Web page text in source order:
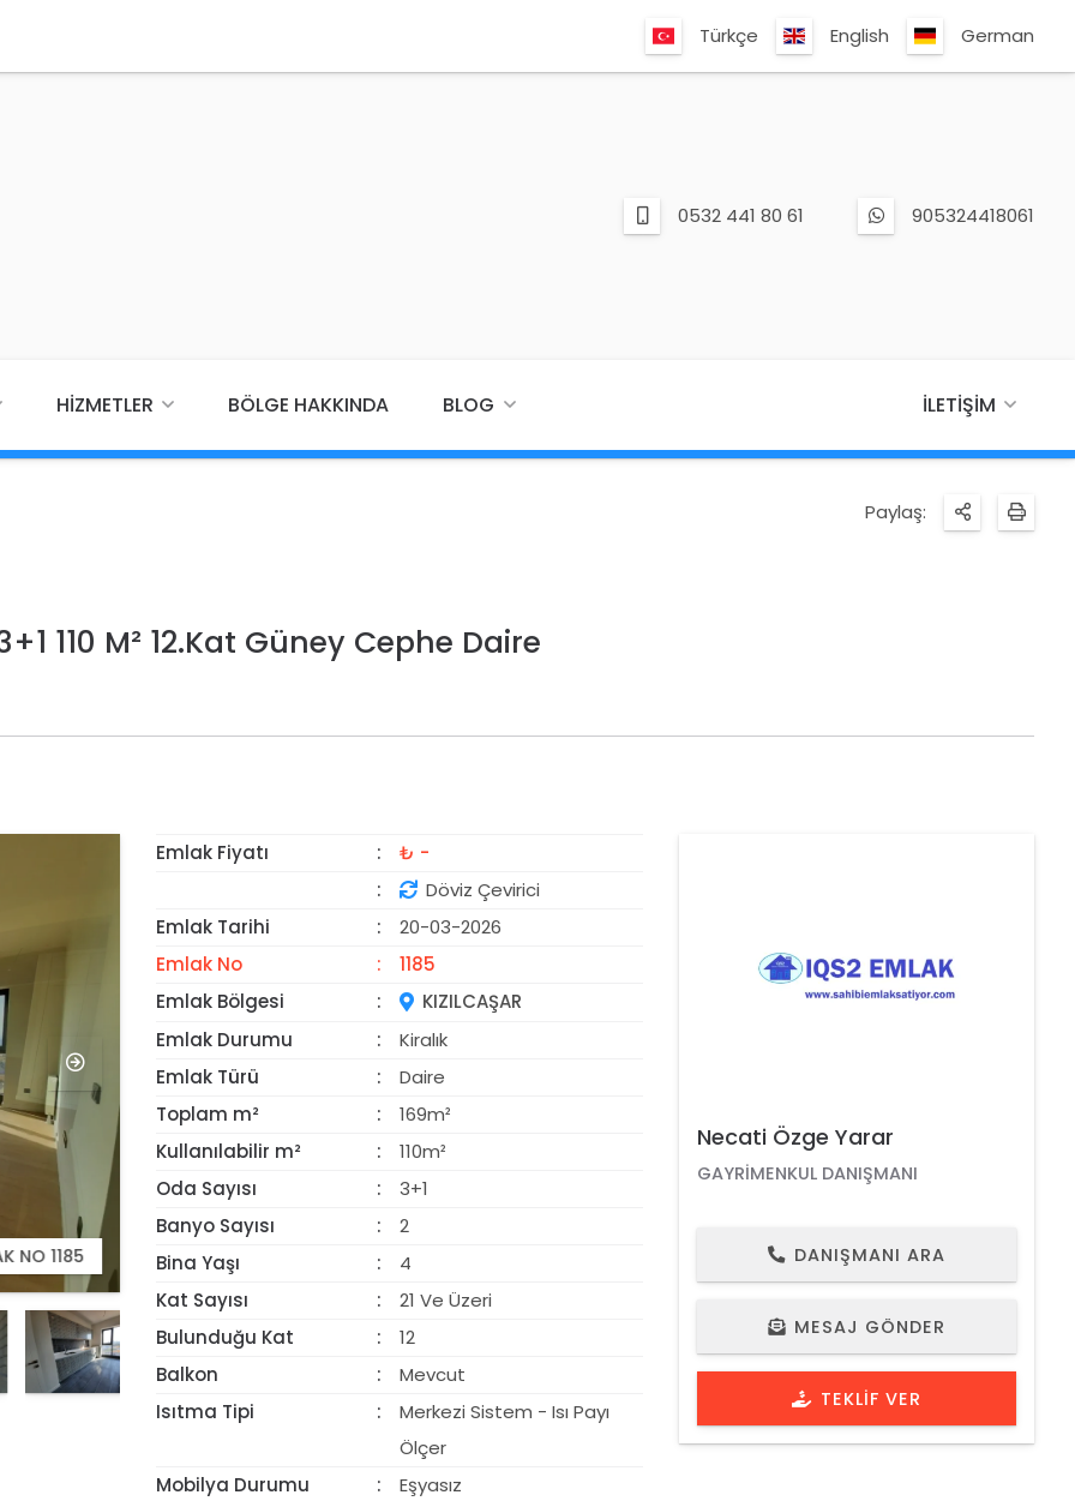
Türkçe English German
0532 441 80 61 905324418061
HIZMETLER BÖLGE HAKKINDA BLOG İLETIŞIM
Paylaş:
110 M² 12.Kat Güney Cephe Daire
NO 1185 VIDEO İZLE VIDEO İZLE
Emlak Fiyatı
₺ -
Döviz Çevirici
Emlak Tarihi
20-03-2026
Emlak No
1185
Emlak Bölgesi
KIZILCAŞAR
Emlak Durumu
Kiralık
Emlak Türü
Daire
Toplam m²
169m²
Kullanılabilir m²
110m²
Oda Sayısı
3+1
Banyo Sayısı
2
Bina Yaşı
4
Kat Sayısı
21 Ve Üzeri
Bulunduğu Kat
12
Balkon
Mevcut
Isıtma Tipi
Merkezi Sistem - Isı Payı
Ölçer
Mobilya Durumu
Eşyasız
Necati Özge Yarar
GAYRIMENKUL DANIŞMANI
DANIŞMANI ARA
MESAJ GÖNDER
TEKLIF VER